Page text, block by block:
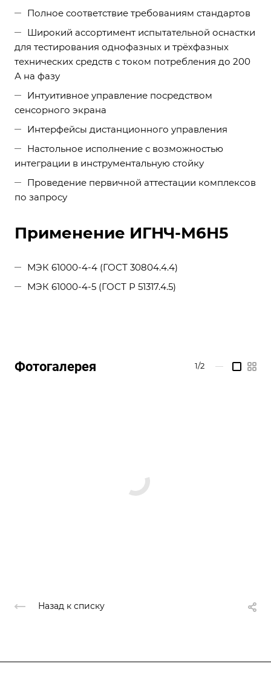
Полное соответствие требованиям стандартов
Широкий ассортимент испытательной оснастки
для тестирования однофазных и трёхфазных
технических средств с током потребления до 200
А на фазу
Интуитивное управление посредством
сенсорного экрана
Интерфейсы дистанционного управления
Настольное исполнение с возможностью
интеграции в инструментальную стойку
Проведение первичной аттестации комплексов
по запросу
Применение ИГНЧ-М6Н5
МЭК 61000-4-4 (ГОСТ 30804.4.4)
МЭК 61000-4-5 (ГОСТ Р 51317.4.5)
Фотогалерея 1/2 —
Назад к списку